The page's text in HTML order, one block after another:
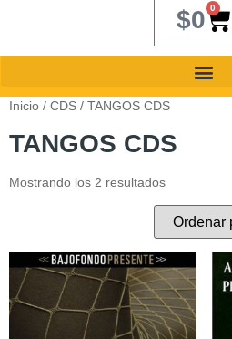
$0 0
Inicio / CDS / TANGOS CDS
TANGOS CDS
Mostrando los 2 resultados